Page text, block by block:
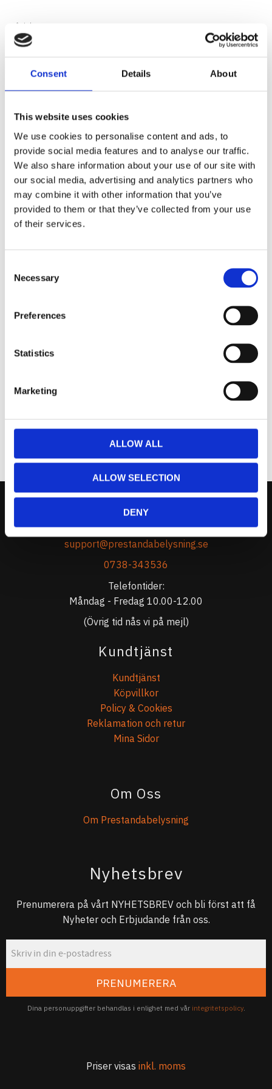
Consent Details About
This website uses cookies
We use cookies to personalise content and ads, to
provide social media features and to analyse our traffic.
We also share information about your use of our site with
our social media, advertising and analytics partners who
may combine it with other information that you’ve
provided to them or that they’ve collected from your use
of their services.
Selection
Necessary
Preferences
Statistics
Marketing
ALLOW ALL
ALLOW SELECTION
DENY
Antal
KÖP
Lagerstatus
Artikelnr
Ge ett omdöme!
IPF Halogen H3 100W 24V
Bli den första att lämna ett omdöme.
Kontakta Oss
support@prestandabelysning.se
0738-343536
Telefontider:
Måndag - Fredag 10.00-12.00
(Övrig tid nås vi på mejl)
Kundtjänst
Kundtjänst
Köpvillkor
Policy & Cookies
Reklamation och retur
Mina Sidor
Om Oss
Om Prestandabelysning
Nyhetsbrev
Prenumerera på vårt NYHETSBREV och bli först att få
Nyheter och Erbjudande från oss.
PRENUMERERA
Dina personuppgifter behandlas i enlighet med vår integritetspolicy.
Priser visas inkl. moms